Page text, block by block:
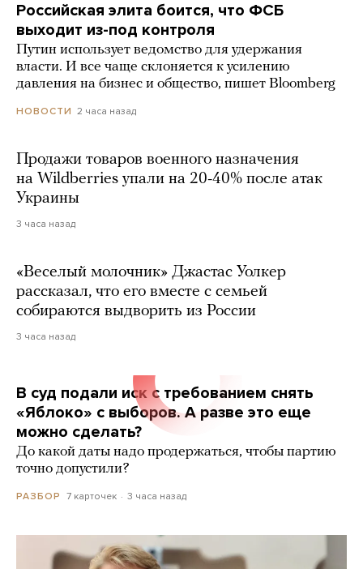
Российская элита боится, что ФСБ
выходит из-под контроля
Путин использует ведомство для удержания
власти. И все чаще склоняется к усилению
давления на бизнес и общество, пишет Bloomberg
НОВОСТИ 2 часа назад
Продажи товаров военного назначения
на Wildberries упали на 20-40% после атак
Украины
3 часа назад
«Веселый молочник» Джастас Уолкер
рассказал, что его вместе с семьей
собираются выдворить из России
3 часа назад
В суд подали иск с требованием снять
«Яблоко» с выборов. А разве это еще
можно сделать?
До какой даты надо продержаться, чтобы партию
точно допустили?
РАЗБОР 7 карточек 3 часа назад